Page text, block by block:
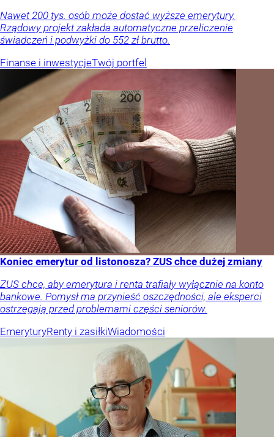
Nawet 200 tys. osób może dostać wyższe emerytury.
Rządowy projekt zakłada automatyczne przeliczenie
świadczeń i podwyżki do 552 zł brutto.
Finanse i inwestycjeTwój portfel
Koniec emerytur od listonosza? ZUS chce dużej zmiany
ZUS chce, aby emerytura i renta trafiały wyłącznie na konto
bankowe. Pomysł ma przynieść oszczędności, ale eksperci
ostrzegają przed problemami części seniorów.
EmeryturyRenty i zasiłkiWiadomości